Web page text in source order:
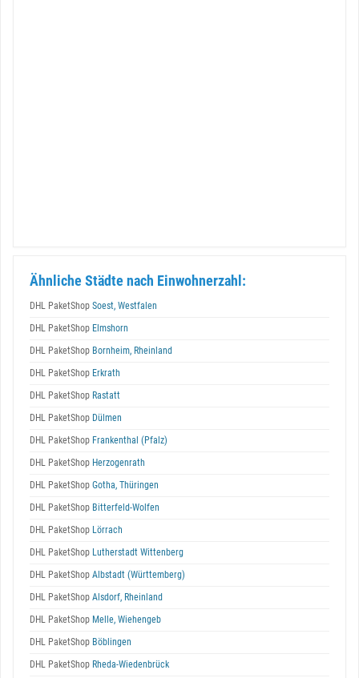
Ähnliche Städte nach Einwohnerzahl:
DHL PaketShop Soest, Westfalen
DHL PaketShop Elmshorn
DHL PaketShop Bornheim, Rheinland
DHL PaketShop Erkrath
DHL PaketShop Rastatt
DHL PaketShop Dülmen
DHL PaketShop Frankenthal (Pfalz)
DHL PaketShop Herzogenrath
DHL PaketShop Gotha, Thüringen
DHL PaketShop Bitterfeld-Wolfen
DHL PaketShop Lörrach
DHL PaketShop Lutherstadt Wittenberg
DHL PaketShop Albstadt (Württemberg)
DHL PaketShop Alsdorf, Rheinland
DHL PaketShop Melle, Wiehengeb
DHL PaketShop Böblingen
DHL PaketShop Rheda-Wiedenbrück